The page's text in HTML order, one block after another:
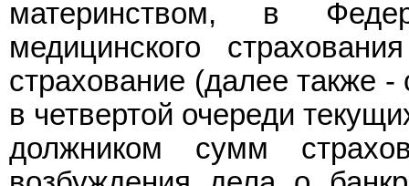
материнством, в
медицинского
страхование (далее также
в четвертой очереди
должником сумм